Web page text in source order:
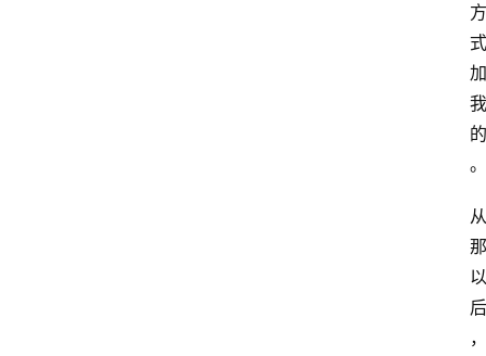
方
式
加
我
的
。
从
那
以
后
，